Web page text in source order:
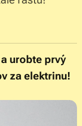
urobte prvý
za elektrinu!